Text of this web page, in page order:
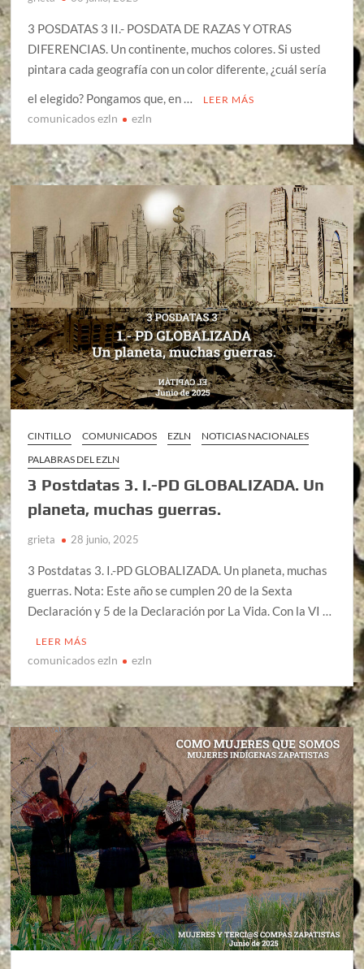
3 POSDATAS 3 II.- POSDATA DE RAZAS Y OTRAS
DIFERENCIAS. Un continente, muchos colores. Si usted
pintara cada geografía con un color diferente, ¿cuál sería
el elegido? Pongamos que, en …
LEER MÁS
comunicados ezln ezln
CINTILLO COMUNICADOS EZLN
NOTICIAS NACIONALES
PALABRAS DEL EZLN
3 Postdatas 3. I.-PD GLOBALIZADA. Un
planeta, muchas guerras.
grieta 28 junio, 2025
3 Postdatas 3. I.-PD GLOBALIZADA. Un planeta, muchas
guerras. Nota: Este año se cumplen 20 de la Sexta
Declaración y 5 de la Declaración por La Vida. Con la VI …
LEER MÁS
comunicados ezln ezln